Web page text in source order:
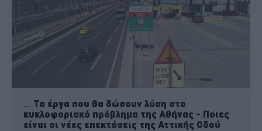
Τα έργα που θα δώσουν λύση στο
κυκλοφοριακό πρόβλημα της Αθήνας - Ποιες
είναι οι νέες επεκτάσεις της Αττικής Οδού